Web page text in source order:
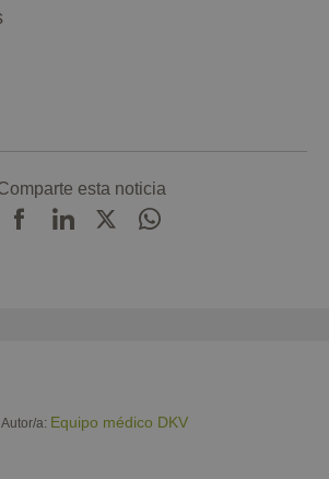
esta noticia
Autor/a: Equipo médico DKV